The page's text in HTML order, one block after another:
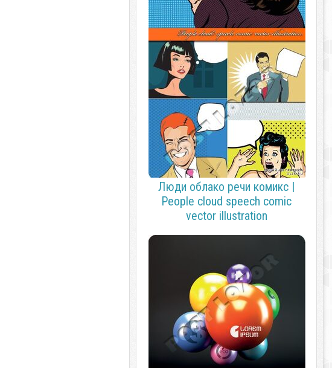
Люди облако речи комикс |
People cloud speech comic
vector illustration